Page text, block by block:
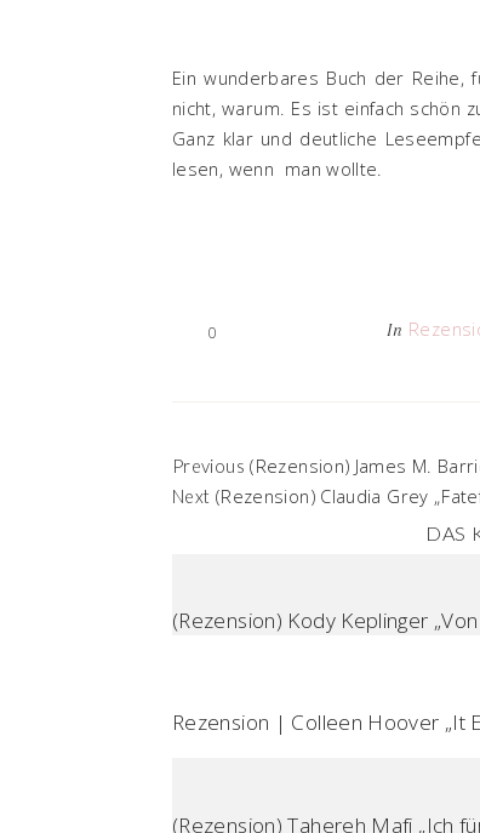
Ein wunderbares Buch der
nicht, warum. Es ist einfach schön
Ganz klar und deutliche
lesen, wenn man wollte.
0 In
Previous (Rezension) James M.
Next (Rezension) Claudia Grey
DAS
(Rezension) Kody Keplinger
Rezension | Colleen Hoover „It
(Rezension) Tahereh Mafi „Ich